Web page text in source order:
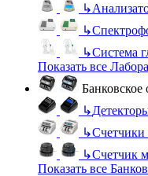
↳
↳
↳Система
Показать все
Банковское
↳
↳Счетчики
↳Счетчик
Показать все